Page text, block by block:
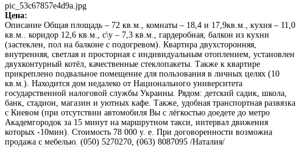
pic_53c67857e4d9a.jpg
Цена:
Описание Общая площадь – 72 кв.м., комнаты – 18,4 и 17,9кв.м., кухня – 11,0
кв.м.. коридор 12,6 кв.м., с\у – 7,3 кв.м., гардеробная, балкон из кухни
(застеклен, пол на балконе с подогревом). Квартира двухсторонняя,
внутренняя, светлая и просторная с индивидуальным отоплением, установлен
двухконтурный котёл, качественные стеклопакеты. Также к квартире
прикреплено подвальное помещение для пользования в личных целях (10
кв.м.). Находится дом недалеко от Национального университета
государственной налоговой службы Украины. Рядом: детский садик, школа,
банк, стадион, магазин и уютных кафе. Также, удобная транспортная развязка
с Киевом (при отсутствии автомобиля Вы с лёгкостью доедете до метро
Академгородок за 15 минут на маршрутном такси, интервал движения
которых -10мин). Стоимость 78 000 у. е. При договоренности возможна
продажа с мебелью. (050) 5270270, (063) 8087095 /Наталия/